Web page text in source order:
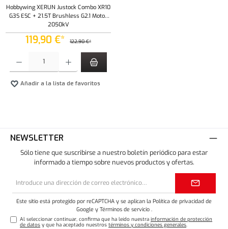
Hobbywing XERUN Justock Combo XR10
G3S ESC + 21.5T Brushless G2.1 Motor
2050kV
119,90 €* 122,90 €*
Añadir a la lista de favoritos
NEWSLETTER
Sólo tiene que suscribirse a nuestro boletín periódico para estar
informado a tiempo sobre nuevos productos y ofertas.
de
electrónico*
Este sitio está protegido por reCAPTCHA y se aplican la Política de privacidad de
Google y Términos de servicio.
Al seleccionar continuar, confirma que ha leído nuestrainformación de protección
de datos y que ha aceptado nuestrostérminos y condiciones generales.